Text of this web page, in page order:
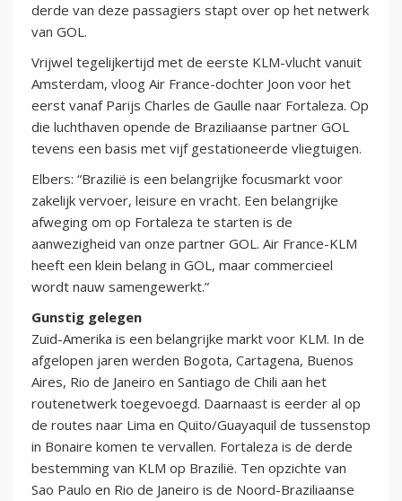
derde van deze passagiers stapt over op het netwerk
van GOL.
Vrijwel tegelijkertijd met de eerste KLM-vlucht vanuit
Amsterdam, vloog Air France-dochter Joon voor het
eerst vanaf Parijs Charles de Gaulle naar Fortaleza. Op
die luchthaven opende de Braziliaanse partner GOL
tevens een basis met vijf gestationeerde vliegtuigen.
Elbers: “Brazilië is een belangrijke focusmarkt voor
zakelijk vervoer, leisure en vracht. Een belangrijke
afweging om op Fortaleza te starten is de
aanwezigheid van onze partner GOL. Air France-KLM
heeft een klein belang in GOL, maar commercieel
wordt nauw samengewerkt.”
Gunstig gelegen
Zuid-Amerika is een belangrijke markt voor KLM. In de
afgelopen jaren werden Bogota, Cartagena, Buenos
Aires, Rio de Janeiro en Santiago de Chili aan het
routenetwerk toegevoegd. Daarnaast is eerder al op
de routes naar Lima en Quito/Guayaquil de tussenstop
in Bonaire komen te vervallen. Fortaleza is de derde
bestemming van KLM op Brazilië. Ten opzichte van
Sao Paulo en Rio de Janeiro is de Noord-Braziliaanse